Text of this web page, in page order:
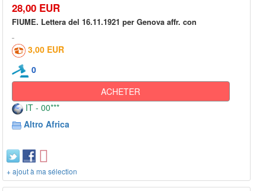
28,00 EUR
FIUME. Lettera del 16.11.1921 per Genova affr. con
3,00 EUR
0
ACHETER
IT - 00***
Altro Africa
+ ajout à ma sélection